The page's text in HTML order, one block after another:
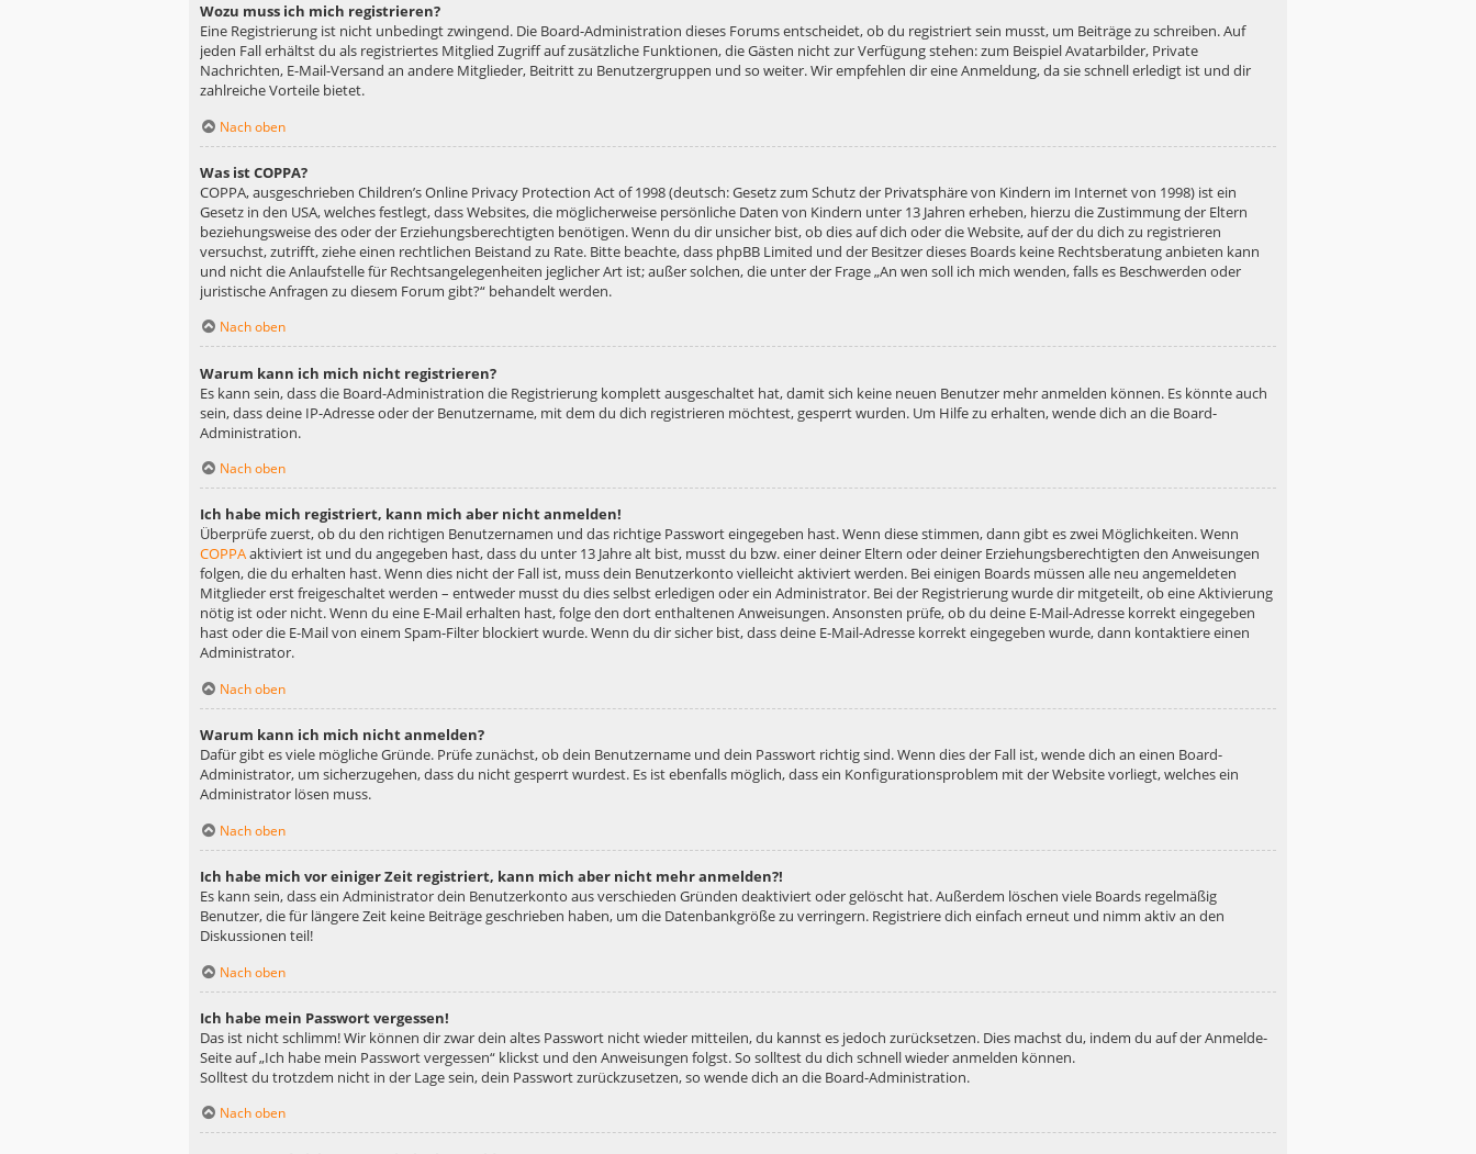
Wozu muss ich mich registrieren?
Eine Registrierung ist nicht unbedingt zwingend. Die Board-Administration dieses Forums entscheidet, ob du registriert sein musst, um Beiträge zu schreiben. Auf
jeden Fall erhältst du als registriertes Mitglied Zugriff auf zusätzliche Funktionen, die Gästen nicht zur Verfügung stehen: zum Beispiel Avatarbilder, Private
Nachrichten, E-Mail-Versand an andere Mitglieder, Beitritt zu Benutzergruppen und so weiter. Wir empfehlen dir eine Anmeldung, da sie schnell erledigt ist und dir
zahlreiche Vorteile bietet.
Nach oben
Was ist COPPA?
COPPA, ausgeschrieben Children’s Online Privacy Protection Act of 1998 (deutsch: Gesetz zum Schutz der Privatsphäre von Kindern im Internet von 1998) ist ein
Gesetz in den USA, welches festlegt, dass Websites, die möglicherweise persönliche Daten von Kindern unter 13 Jahren erheben, hierzu die Zustimmung der Eltern
beziehungsweise des oder der Erziehungsberechtigten benötigen. Wenn du dir unsicher bist, ob dies auf dich oder die Website, auf der du dich zu registrieren
versuchst, zutrifft, ziehe einen rechtlichen Beistand zu Rate. Bitte beachte, dass phpBB Limited und der Besitzer dieses Boards keine Rechtsberatung anbieten kann
und nicht die Anlaufstelle für Rechtsangelegenheiten jeglicher Art ist; außer solchen, die unter der Frage „An wen soll ich mich wenden, falls es Beschwerden oder
juristische Anfragen zu diesem Forum gibt?“ behandelt werden.
Nach oben
Warum kann ich mich nicht registrieren?
Es kann sein, dass die Board-Administration die Registrierung komplett ausgeschaltet hat, damit sich keine neuen Benutzer mehr anmelden können. Es könnte auch
sein, dass deine IP-Adresse oder der Benutzername, mit dem du dich registrieren möchtest, gesperrt wurden. Um Hilfe zu erhalten, wende dich an die Board-
Administration.
Nach oben
Ich habe mich registriert, kann mich aber nicht anmelden!
Überprüfe zuerst, ob du den richtigen Benutzernamen und das richtige Passwort eingegeben hast. Wenn diese stimmen, dann gibt es zwei Möglichkeiten. Wenn
COPPAaktiviert ist und du angegeben hast, dass du unter 13 Jahre alt bist, musst du bzw. einer deiner Eltern oder deiner Erziehungsberechtigten den Anweisungen
folgen, die du erhalten hast. Wenn dies nicht der Fall ist, muss dein Benutzerkonto vielleicht aktiviert werden. Bei einigen Boards müssen alle neu angemeldeten
Mitglieder erst freigeschaltet werden – entweder musst du dies selbst erledigen oder ein Administrator. Bei der Registrierung wurde dir mitgeteilt, ob eine Aktivierung
nötig ist oder nicht. Wenn du eine E-Mail erhalten hast, folge den dort enthaltenen Anweisungen. Ansonsten prüfe, ob du deine E-Mail-Adresse korrekt eingegeben
hast oder die E-Mail von einem Spam-Filter blockiert wurde. Wenn du dir sicher bist, dass deine E-Mail-Adresse korrekt eingegeben wurde, dann kontaktiere einen
Administrator.
Nach oben
Warum kann ich mich nicht anmelden?
Dafür gibt es viele mögliche Gründe. Prüfe zunächst, ob dein Benutzername und dein Passwort richtig sind. Wenn dies der Fall ist, wende dich an einen Board-
Administrator, um sicherzugehen, dass du nicht gesperrt wurdest. Es ist ebenfalls möglich, dass ein Konfigurationsproblem mit der Website vorliegt, welches ein
Administrator lösen muss.
Nach oben
Ich habe mich vor einiger Zeit registriert, kann mich aber nicht mehr anmelden?!
Es kann sein, dass ein Administrator dein Benutzerkonto aus verschieden Gründen deaktiviert oder gelöscht hat. Außerdem löschen viele Boards regelmäßig
Benutzer, die für längere Zeit keine Beiträge geschrieben haben, um die Datenbankgröße zu verringern. Registriere dich einfach erneut und nimm aktiv an den
Diskussionen teil!
Nach oben
Ich habe mein Passwort vergessen!
Das ist nicht schlimm! Wir können dir zwar dein altes Passwort nicht wieder mitteilen, du kannst es jedoch zurücksetzen. Dies machst du, indem du auf der Anmelde-
Seite auf „Ich habe mein Passwort vergessen“ klickst und den Anweisungen folgst. So solltest du dich schnell wieder anmelden können.
Solltest du trotzdem nicht in der Lage sein, dein Passwort zurückzusetzen, so wende dich an die Board-Administration.
Nach oben